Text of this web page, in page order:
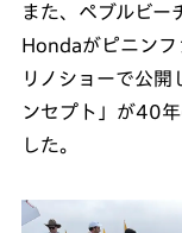
また、ペブルビー
Hondaがピニン
リノショーで公開
ンセプト」が40
した。